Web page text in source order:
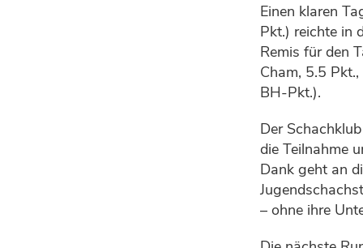
Einen klaren
Pkt.) reichte in
Remis für den
Cham, 5.5
BH-Pkt.).
Der
die Teilnahme
Dank geht an
– ohne ihre